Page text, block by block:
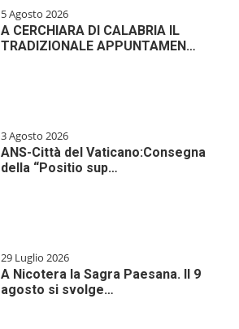
5 Agosto 2026
A CERCHIARA DI CALABRIA IL
TRADIZIONALE APPUNTAMEN…
3 Agosto 2026
ANS-Città del Vaticano:Consegna
della “Positio sup…
29 Luglio 2026
A Nicotera la Sagra Paesana. Il 9
agosto si svolge…